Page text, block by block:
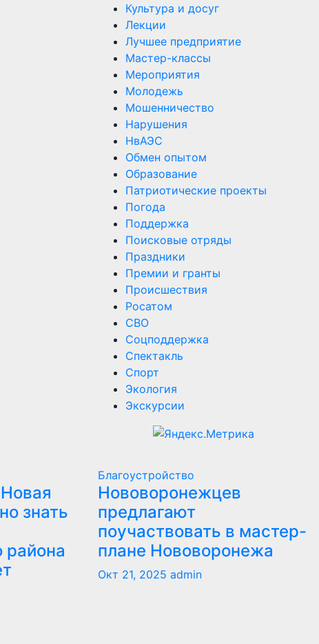
Культура и досуг
Лекции
Лучшее предприятие
Мастер-классы
Мероприятия
Молодежь
Мошенничество
Нарушения
НвАЭС
Обмен опытом
Образование
Патриотические проекты
Погода
Поддержка
Поисковые отряды
Праздники
Премии и гранты
Происшествия
Росатом
СВО
Соцподдержка
Спектакль
Спорт
Экология
Экскурсии
знать
района
Благоустройство
Нововоронежцев
предлагают
поучаствовать в мастер-
плане Нововоронежа
Окт 21, 2025 admin